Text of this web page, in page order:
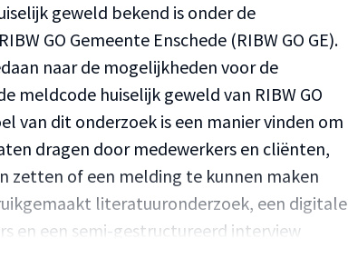
geweld bekend is onder de
GO Gemeente Enschede (RIBW GO GE).
naar de mogelijkheden voor de
meldcode huiselijk geweld van RIBW GO
van dit onderzoek is een manier vinden om
dragen door medewerkers en cliënten,
zetten of een melding te kunnen maken
literatuuronderzoek, een digitale
en een semi-gestructureerd interview